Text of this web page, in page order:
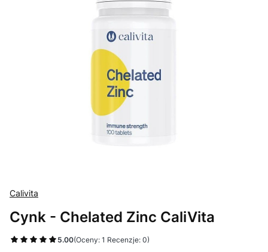
Calivita
Cynk - Chelated Zinc CaliVita
5.00(Oceny: 1 Recenzje: 0)